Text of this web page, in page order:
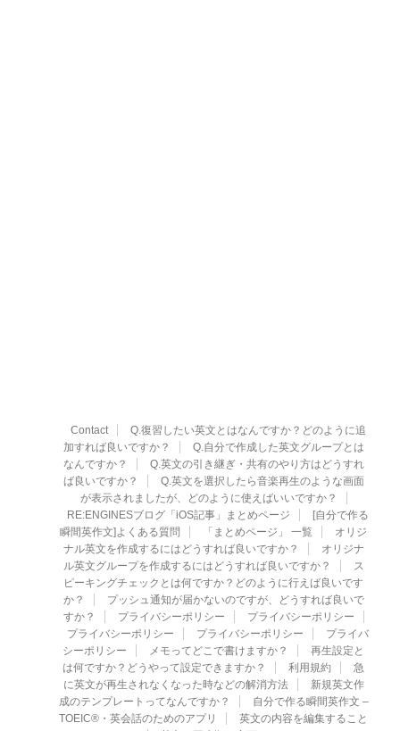
Contact
Q.復習したい英文とはなんですか？どのように追
加すれば良いですか？
Q.自分で作成した英文グループとは
なんですか？
Q.英文の引き継ぎ・共有のやり方はどうすれ
ば良いですか？
Q.英文を選択したら音楽再生のような画面
が表示されましたが、どのように使えばいいですか？
RE:ENGINESブログ「iOS記事」まとめページ
[自分で作る
瞬間英作文]よくある質問
「まとめページ」 一覧
オリジ
ナル英文を作成するにはどうすれば良いですか？
オリジナ
ル英文グループを作成するにはどうすれば良いですか？
ス
ピーキングチェックとは何ですか？どのように行えば良いです
か？
プッシュ通知が届かないのですが、どうすれば良いで
すか？
プライバシーポリシー
プライバシーポリシー
プライバシーポリシー
プライバシーポリシー
プライバ
シーポリシー
メモってどこで書けますか？
再生設定と
は何ですか？どうやって設定できますか？
利用規約
急
に英文が再生されなくなった時などの解消方法
新規英文作
成のテンプレートってなんですか？
自分で作る瞬間英作文 –
TOEIC®・英会話のためのアプリ
英文の内容を編集すること